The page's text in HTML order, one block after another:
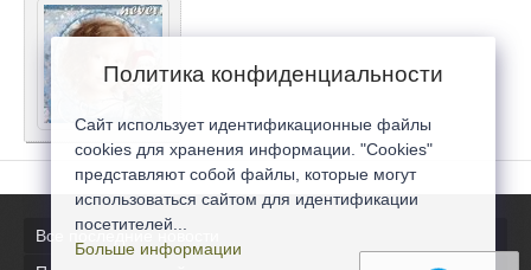
Все последние новости
Политика конфиденциальности
Сайт использует идентификационные файлы
cookies для хранения информации. "Cookies"
представляют собой файлы, которые могут
использоваться сайтом для идентификации
посетителей...
Больше информации